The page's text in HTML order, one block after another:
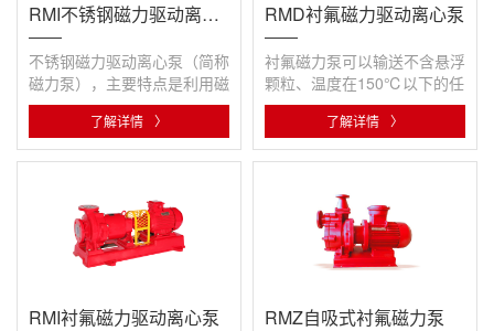
RMI不锈钢磁力驱动离心泵
不锈钢磁力驱动离心泵（简称
磁力泵），主要特点是利用磁
联轴器的外磁钢旋转时，磁力
了解详情 〉
RMD衬氟磁力驱动离心泵
衬氟磁力泵可以输送不含悬浮
颗粒、温度在150℃以下的任
意浓度的硫酸、盐酸、硝酸、
了解详情 〉
RMI衬氟磁力驱动离心泵 RMZ自吸式衬氟磁力泵